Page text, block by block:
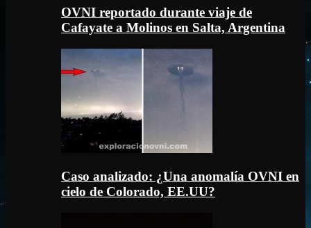
OVNI reportado durante viaje de
Cafayate a Molinos en Salta, Argentina
Caso analizado: ¿Una anomalía OVNI en
cielo de Colorado, EE.UU?